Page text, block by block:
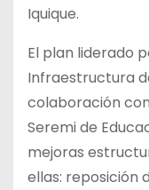
Iquique.
El plan liderado
Infraestructura
colaboración
Seremi de
mejoras
ellas: reposición